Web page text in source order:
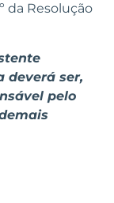
da Resolução
deverá ser,
pelo